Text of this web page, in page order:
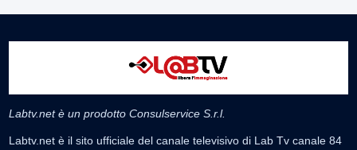
Labtv.net è un prodotto Consulservice S.r.l.
Labtv.net è il sito ufficiale del canale televisivo di Lab Tv canale 84